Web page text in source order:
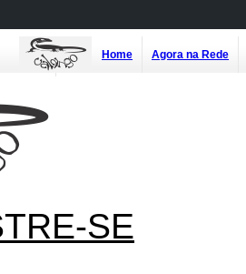
Home Agora na Rede
SE